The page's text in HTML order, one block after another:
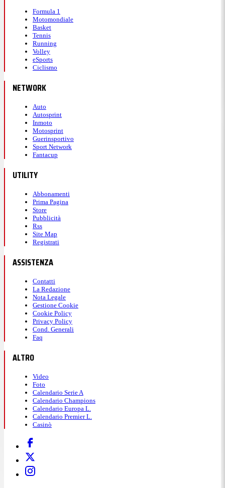
Formula 1
Motomondiale
Basket
Tennis
Running
Volley
eSports
Ciclismo
NETWORK
Auto
Autosprint
Inmoto
Motosprint
Guerinsportivo
Sport Network
Fantacup
UTILITY
Abbonamenti
Prima Pagina
Store
Pubblicità
Rss
Site Map
Registrati
ASSISTENZA
Contatti
La Redazione
Nota Legale
Gestione Cookie
Cookie Policy
Privacy Policy
Cond. Generali
Faq
ALTRO
Video
Foto
Calendario Serie A
Calendario Champions
Calendario Europa L.
Calendario Premier L.
Casinò